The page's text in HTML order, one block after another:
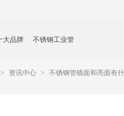
大品牌 不锈钢工业管
> 资讯中心 > 不锈钢管镜面和亮面有